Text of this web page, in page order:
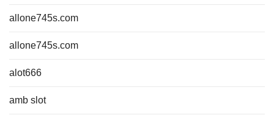
allone745s.com
allone745s.com
alot666
amb slot